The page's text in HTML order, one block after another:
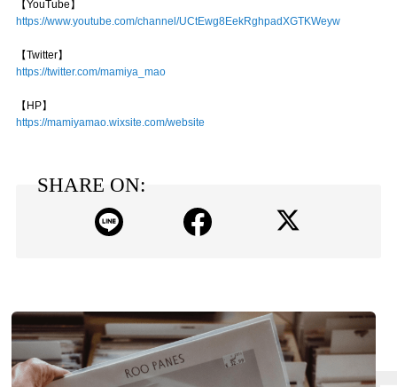
【YouTube】
https://www.youtube.com/channel/UCtEwg8EekRghpadXGTKWeyw
【Twitter】
https://twitter.com/mamiya_mao
【HP】
https://mamiyamao.wixsite.com/website
SHARE ON: